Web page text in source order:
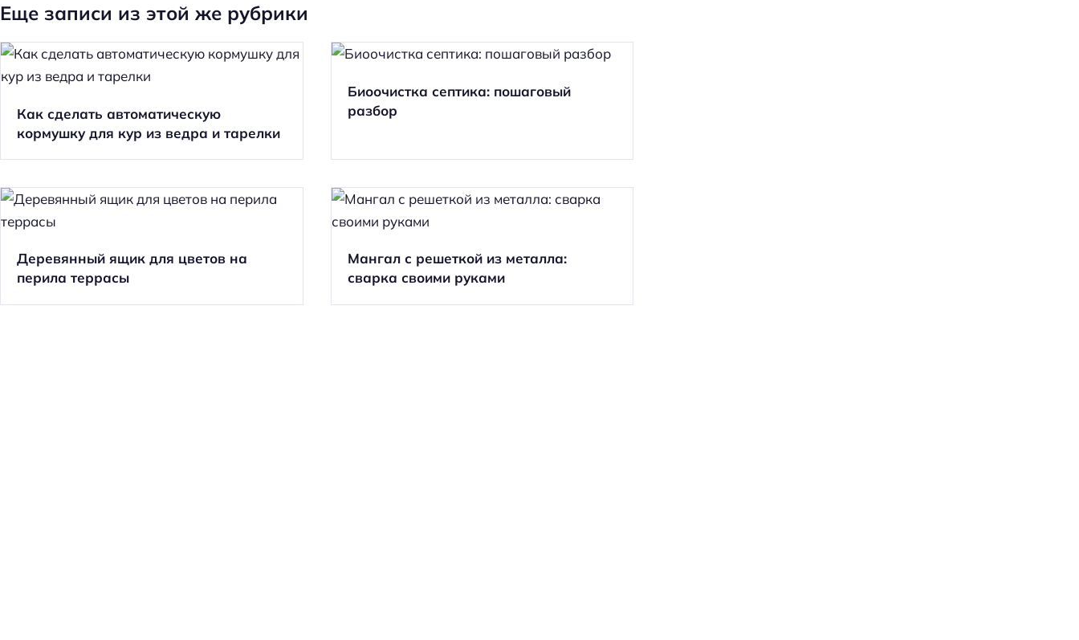
Еще записи из этой же рубрики
Как сделать автоматическую
кормушку для кур из ведра и тарелки
Биоочистка септика: пошаговый
разбор
Деревянный ящик для цветов на
перила террасы
Мангал с решеткой из металла:
сварка своими руками